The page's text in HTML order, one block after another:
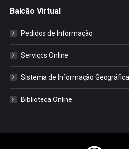
Balcão Virtual
Pedidos de Informação
Serviços Online
Sistema de Informação Geográfica
Biblioteca Online